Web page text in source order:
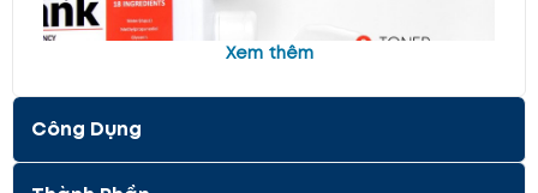
Xem thêm
Công Dụng